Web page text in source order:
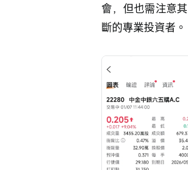
會，但也需注意
斷的專業投資者。